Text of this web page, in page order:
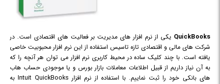
QuickBooks یکی از نرم افزار های مدیریت بر فعالیت های اقتصادی است. در
شرکت های مالی و اقتصادی تازه تاسیس استفاده از این نرم افزار محبوبیت خاصی
یافته است. با چند کلیک ساده در محیط کاربری نرم افزار می توان هر آنچه را که
به آن نیاز داریم از قبیل اطلاعات معاملات بازار بورس و یا موجودی حساب هاب
های بانکی خود را ثبت نماییم. با استفاده از نرم افزار Intuit QuickBooks به